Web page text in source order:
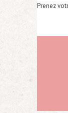
é
o
Prenez